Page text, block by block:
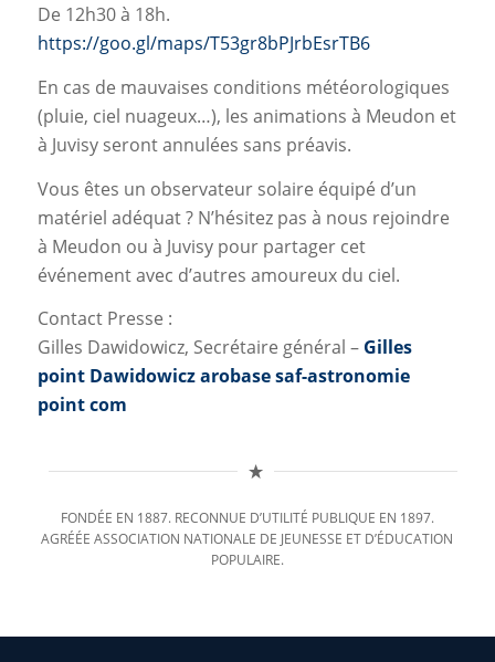
De 12h30 à 18h.
https://goo.gl/maps/T53gr8bPJrbEsrTB6
En cas de mauvaises conditions météorologiques
(pluie, ciel nuageux…), les animations à Meudon et
à Juvisy seront annulées sans préavis.
Vous êtes un observateur solaire équipé d’un
matériel adéquat ? N’hésitez pas à nous rejoindre
à Meudon ou à Juvisy pour partager cet
événement avec d’autres amoureux du ciel.
Contact Presse :
Gilles Dawidowicz, Secrétaire général – Gilles
point Dawidowicz arobase saf-astronomie
point com
FONDÉE EN 1887. RECONNUE D’UTILITÉ PUBLIQUE EN 1897.
AGRÉÉE ASSOCIATION NATIONALE DE JEUNESSE ET D’ÉDUCATION
POPULAIRE.